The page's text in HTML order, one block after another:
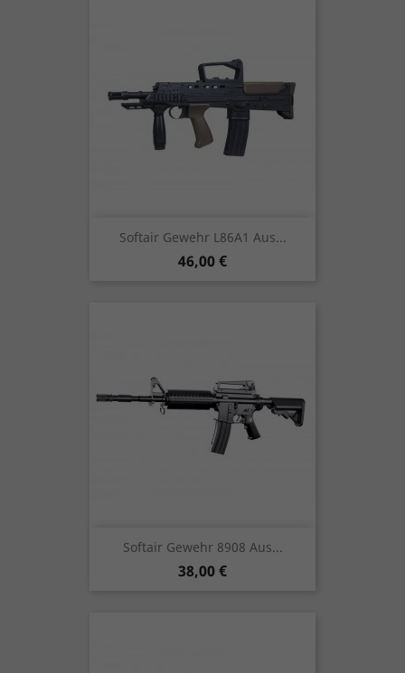
Softair Gewehr L86A1 Aus...
Preis
46,00 €
Softair Gewehr 8908 Aus...
Preis
38,00 €